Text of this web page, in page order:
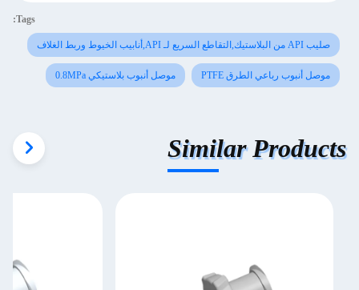
Tags:
صليب API من البلاستيك,التقاطع السريع لـ API,أنابيب الخيوط وربط الغلاف
موصل أنبوب رباعي الطرق PTFE موصل أنبوب بلاستيكي 0.8MPa
Similar Products